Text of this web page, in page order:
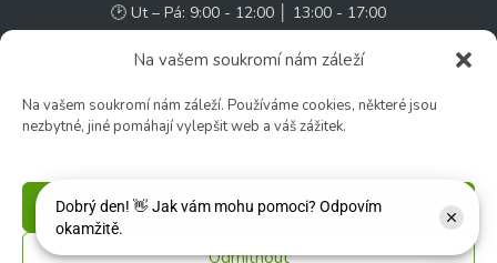
Na vašem soukromí nám záleží
Na vašem soukromí nám záleží. Používáme cookies, některé jsou
nezbytné, jiné pomáhají vylepšit web a váš zážitek.
Příjmout
Odmítnout
🕑 Ut – Pá: 9:00 - 12:00 │ 13:00 - 17:00
🚫 Ne - Po: ZAVŘENO
Rychlý kontakt: